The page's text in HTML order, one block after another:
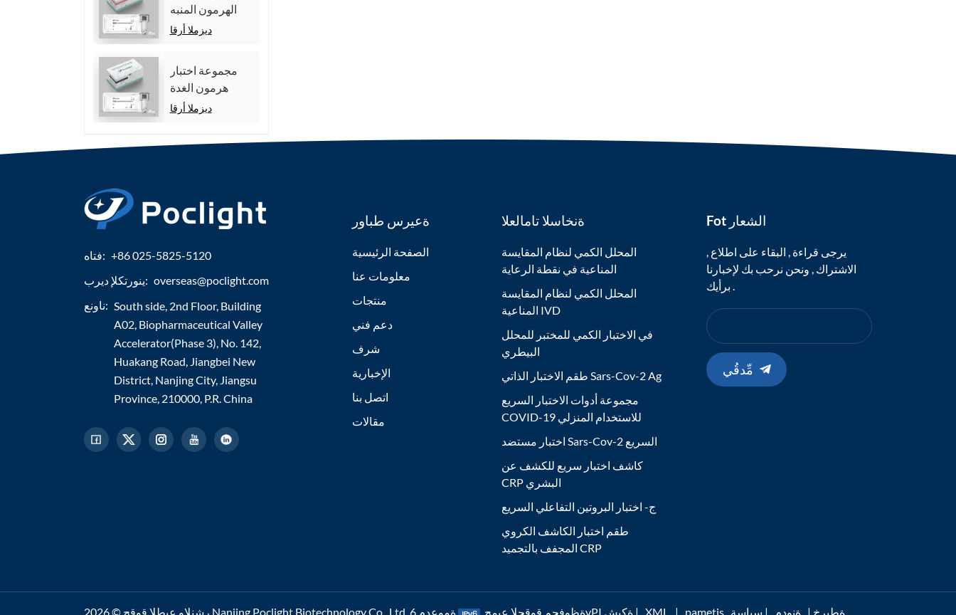
الهرمون المنبه
للجريب (FSH).ديزملا أرقا
مجموعة اختبار
هرمون الغدة
الدرقية الكلي
ديزملا أرقا
فتاه: +86 025-5825-5120
ينورتكلإ ديرب: overseas@poclight.com
ناونع: South side, 2nd Floor, Building
A02, Biopharmaceutical Valley
Accelerator(Phase 3), No. 142,
Huakang Road, Jiangbei New
District, Nanjing City, Jiangsu
Province, 210000, P.R. China
ةعيرس طباور
الصفحة الرئيسية
معلومات عنا
منتجات
دعم فني
شرف
الإخبارية
اتصل بنا
مقالات
ةنخاسلا تامالعلا
المحلل الكمي لنظام المقايسة
المناعية في نقطة الرعاية
المحلل الكمي لنظام المقايسة
المناعية IVD
في الاختبار الكمي للمختبر للمحلل
البيطري
طقم الاختبار الذاتي Sars-Cov-2 Ag
مجموعة أدوات الاختبار السريع
COVID-19 للاستخدام المنزلي
اختبار مستضد Sars-Cov-2 السريع
كاشف اختبار سريع للكشف عن
CRP البشري
ج- اختبار البروتين التفاعلي السريع
طقم اختبار الكاشف الكروي
المجفف بالتجميد CRP
Fot الشعار
يرجى قراءة , البقاء على اطلاع ,
الاشتراك , ونحن نرحب بك لإخبارنا
برأيك .
مِّدقُي
رشنلاو عبطلا قوقح © 2026 Nanjing Poclight Biotechnology Co., Ltd. ةظوفحم قوقحلا عيمج. ةموعدم 6vPI ةكبش | XML | pametis ةطيرخ | ةنودم | سياسة